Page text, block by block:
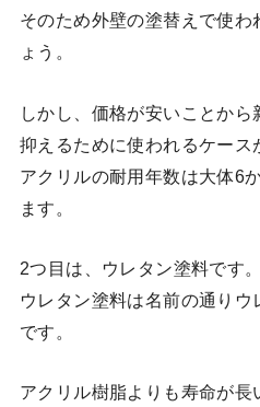
そのため外壁の塗替えで使
ょう。
しかし、価格が安いことか
抑えるために使われるケース
アクリルの耐用年数は大体6
ます。
2つ目は、ウレタン塗料です。
ウレタン塗料は名前の通り
です。
アクリル樹脂よりも寿命が長